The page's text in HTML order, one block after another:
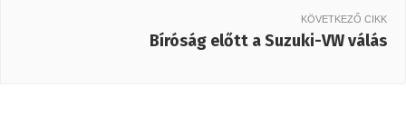
KÖVETKEZŐ CIKK
Bíróság előtt a Suzuki-VW válás